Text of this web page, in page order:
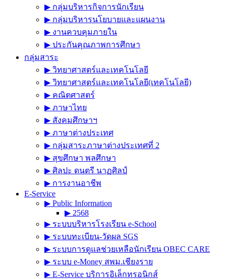
▶︎ กลุ่มบริหารกิจการนักเรียน
▶︎ กลุ่มบริหารนโยบายและแผนงาน
▶︎ งานควบคุมภายใน
▶︎ ประกันคุณภาพการศึกษา
กลุ่มสาระ
▶︎ วิทยาศาสตร์และเทคโนโลยี
▶︎ วิทยาศาสตร์และเทคโนโลยี(เทคโนโลยี)
▶︎ คณิตศาสตร์
▶︎ ภาษาไทย
▶︎ สังคมศึกษาฯ
▶︎ ภาษาต่างประเทศ
▶︎ กลุ่มสาระภาษาต่างประเทศที่ 2
▶︎ สุขศึกษา พลศึกษา
▶︎ ศิลปะ ดนตรี นาฏศิลป์
▶︎ การงานอาชีพ
E-Service
▶︎ Public Information
▶︎ 2568
▶︎ ระบบบริหารโรงเรียน e-School
▶︎ ระบบทะเบียน-วัดผล SGS
▶︎ ระบบการดูแลช่วยเหลือนักเรียน OBEC CARE
▶︎ ระบบ e-Money สพม.เชียงราย
▶︎ E-Service บริการอิเล็กทรอนิกส์